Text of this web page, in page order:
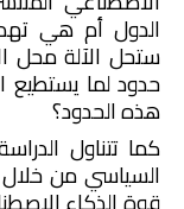
الدول أم هي
ستحل الآلة محل
حدود لما يستطيع
هذه الحدود؟
كما تتناول
السياسي من